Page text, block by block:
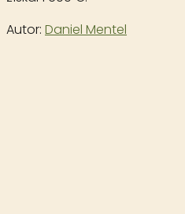
Autor: Daniel Mentel